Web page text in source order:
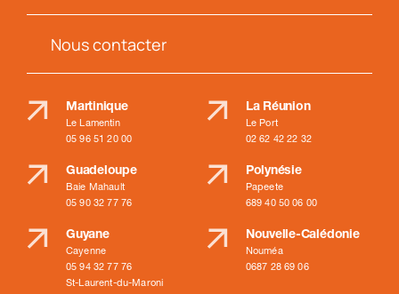
Nous contacter
Martinique
Le Lamentin
05 96 51 20 00
Guadeloupe
Baie Mahault
05 90 32 77 76
Guyane
Cayenne
05 94 32 77 76
St-Laurent-du-Maroni
La Réunion
Le Port
02 62 42 22 32
Polynésie
Papeete
689 40 50 06 00
Nouvelle-Calédonie
Nouméa
0687 28 69 06